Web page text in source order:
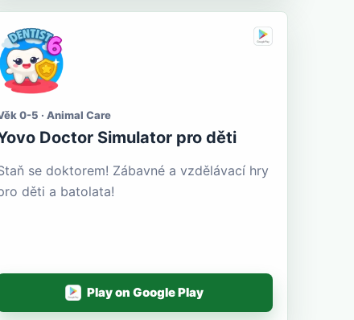
0-5 · Animal Care
Doctor Simulator pro děti
se doktorem! Zábavné a vzdělávací hry
děti a batolata!
Play on Google Play